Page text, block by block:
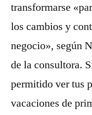
transformarse
los cambios y
negocio», según
de la consultora.
permitido ver tus
vacaciones de